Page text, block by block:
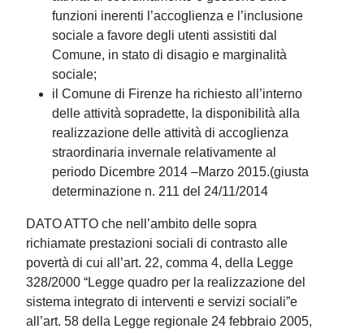
funzioni inerenti l’accoglienza e l’inclusione
sociale a favore degli utenti assistiti dal
Comune, in stato di disagio e marginalità
sociale;
il Comune di Firenze ha richiesto all’interno
delle attività sopradette, la disponibilità alla
realizzazione delle attività di accoglienza
straordinaria invernale relativamente al
periodo Dicembre 2014 –Marzo 2015.(giusta
determinazione n. 211 del 24/11/2014
DATO ATTO che nell’ambito delle sopra
richiamate prestazioni sociali di contrasto alle
povertà di cui all’art. 22, comma 4, della Legge
328/2000 “Legge quadro per la realizzazione del
sistema integrato di interventi e servizi sociali”e
all’art. 58 della Legge regionale 24 febbraio 2005,